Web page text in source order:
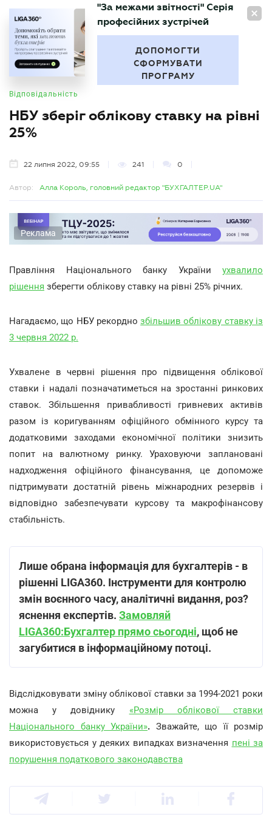
UA
БУХГАЛТЕР
"За межами звітності" Серія
професійних зустрічей
ДОПОМОГТИ
СФОРМУВАТИ
ПРОГРАМУ
Відповідальність
НБУ зберіг облікову ставку на рівні
25%
22 липня 2022, 09:55 241 0
Автор: Алла Король, головний редактор "БУХГАЛТЕР.UA"
Реклама
Правління Національного банку України ухвалило
рішення зберегти облікову ставку на рівні 25% річних.
Нагадаємо, що НБУ рекорднозбільшив облікову ставку із
3 червня 2022 р.
Ухвалене в червні рішення про підвищення облікової
ставки і надалі позначатиметься на зростанні ринкових
ставок. Збільшення привабливості гривневих активів
разом із коригуванням офіційного обмінного курсу та
додатковими заходами економічної політики знизить
попит на валютному ринку. Ураховуючи заплановані
надходження офіційного фінансування, це допоможе
підтримувати достатній рівень міжнародних резервів і
відповідно забезпечувати курсову та макрофінансову
стабільність.
Лише обрана інформація для бухгалтерів - в
рішенні LIGA360. Інструменти для контролю
змін воєнного часу, аналітичні видання, роз?
яснення експертів. Замовляй
LIGA360:Бухгалтер прямо сьогодні, щоб не
загубитися в інформаційному потоці.
Відслідковувати зміну облікової ставки за 1994-2021 роки
можна у довіднику
«Розмір облікової ставки
Національного банку України». Зважайте, що її розмір
використовується у деяких випадках визначення пені за
порушення податкового законодавства